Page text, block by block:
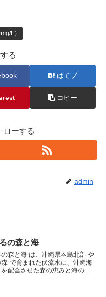
L）
る
はてブ
コピー
ローする
admin
の森と海
森と海 は、沖縄県本島北部 や
森 で育まれた伏流水に、沖縄海
配合させた森の恵みと海の恵